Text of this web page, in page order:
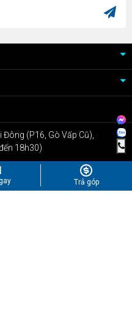
Trả góp
(P16, Gò Vấp Cũ),
18h30)